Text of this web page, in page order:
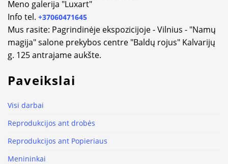
Meno galerija "Luxart"
Info tel. +37060471645
Mus rasite: Pagrindinėje ekspozicijoje - Vilnius - "Namų
magija" salone prekybos centre "Baldų rojus" Kalvarijų
g. 125 antrajame aukšte.
Paveikslai
Visi darbai
Reprodukcijos ant drobės
Reprodukcijos ant Popieriaus
Menininkai